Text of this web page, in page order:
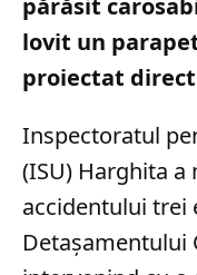
părăsit
lovit un
proiectat
Inspectoratul
(ISU) Harghita
accidentului trei
Detașamentului